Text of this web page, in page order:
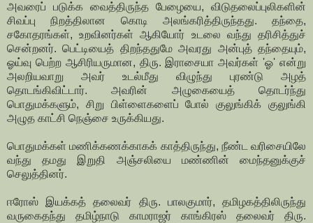
அவரைப் படுக்க வைத்திருந்த பேழையை, விடுதலைப்புலிகளின்
சிவப்பு நிறத்திலான கொடி அலங்கரித்திருந்தது. தந்தை,
சகோதரங்கள், உறவினர்கள் ஆகியோர் உடலை வந்து தரிசித்துச்
சென்றனர். பெட்டியைத் திறந்ததுமே அவரது அன்புத் தந்தையும்,
ஓய்வு பெற்ற ஆசிரியருமான, திரு. இராசையா அவர்கள் 'ஓ' என்று
அலறியவாறு அவர் உடல்மீது விழுந்து புரண்டு அழத்
தொடங்கிவிட்டார். அவரின் அழுகையைத் தொடர்ந்து
பொதுமக்களும், சிறு பிள்ளைகளைப் போல் குலுங்கிக் குலுங்கி
அழுத காட்சி நெஞ்சை உருக்கியது.
பொதுமக்கள் மணிக்கணக்காகக் காத்திருந்து, நீண்ட வரிசையிலே
வந்து தமது இறுதி அஞ்சலியை மண்ணின் மைந்தனுக்குச்
செலுத்தினர்.
ஈரோஸ் இயக்கத் தலைவர் திரு. பாலகுமார், தமிழகத்திலிருந்து
வருகைதந்து தமிழ்நாடு காமராஜர் காங்கிரஸ் தலைவர் திரு.